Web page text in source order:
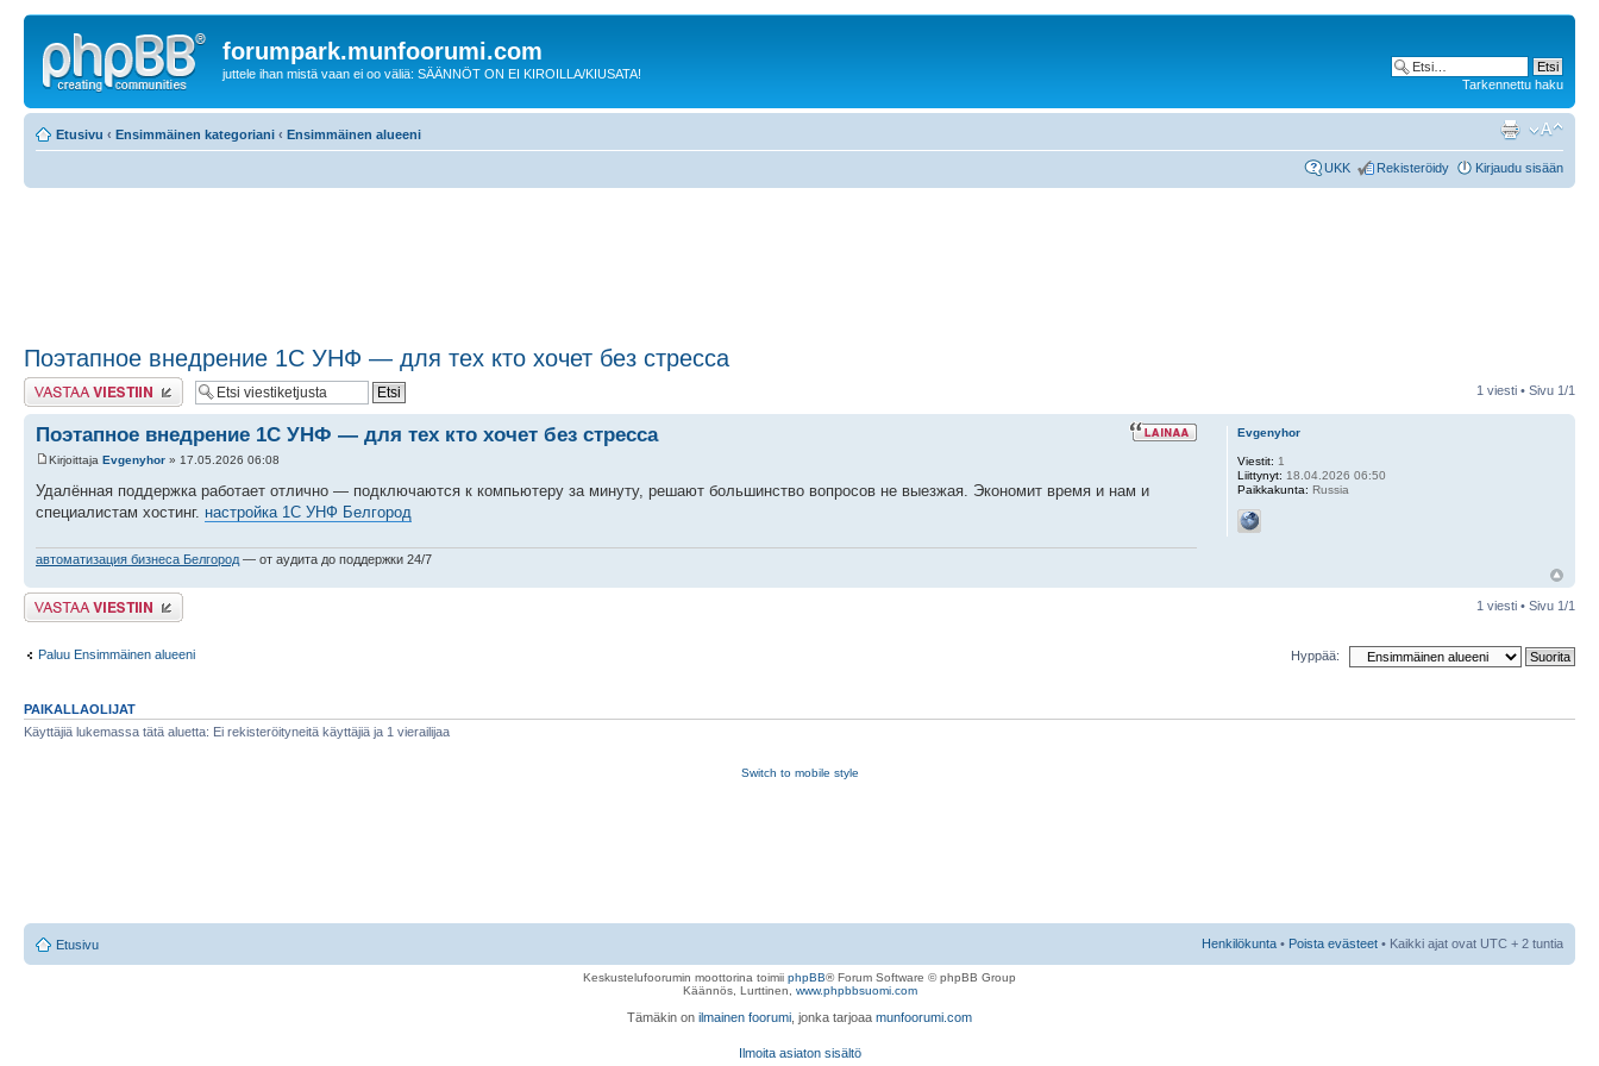
forumpark.munfoorumi.com
juttele ihan mistä vaan ei oo väliä: SÄÄNNÖT ON EI KIROILLA/KIUSATA!
Tarkennettu haku
Etusivu ‹ Ensimmäinen kategoriani ‹ Ensimmäinen alueeni
UKK Rekisteröidy Kirjaudu sisään
Поэтапное внедрение 1С УНФ — для тех кто хочет без стресса
Lähetä vastaus 1 viesti • Sivu 1/1
Поэтапное внедрение 1С УНФ — для тех кто хочет без стресса
Kirjoittaja Evgenyhor » 17.05.2026 06:08
Удалённая поддержка работает отлично — подключаются к компьютеру за минуту, решают большинство вопросов не выезжая. Экономит время и нам и
специалистам хостинг. настройка 1С УНФ Белгород
автоматизация бизнеса Белгород — от аудита до поддержки 24/7
Evgenyhor
Viestit: 1
Liittynyt: 18.04.2026 06:50
Paikkakunta: Russia
Lähetä vastaus 1 viesti • Sivu 1 /1
Paluu Ensimmäinen alueeni Hyppää:
PAIKALLAOLIJAT
Käyttäjiä lukemassa tätä aluetta: Ei rekisteröityneitä käyttäjiä ja 1 vierailijaa
Switch to mobile style
Etusivu Henkilökunta • Poista evästeet • Kaikki ajat ovat UTC + 2 tuntia
Keskustelufoorumin moottorina toimii phpBB® Forum Software © phpBB Group
Käännös, Lurttinen, www.phpbbsuomi.com
Tämäkin on ilmainen foorumi , jonka tarjoaa munfoorumi.com
Ilmoita asiaton sisältö